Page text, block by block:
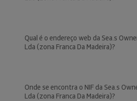
Qual é o endereço web da Sea.s
Lda (zona Franca Da Madeira)?
Onde se encontra o NIF da Sea.s
Lda (zona Franca Da Madeira)?